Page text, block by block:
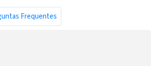
Frequentes